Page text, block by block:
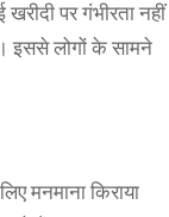
पर गंभीरता नहीं
इससे लोगों के सामने
मनमाना किराया